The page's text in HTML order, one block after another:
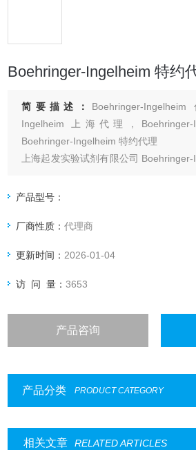
Boehringer-Ingelheim 特约
简要描述： Boehringer-
Ingelheim 上海代理，Boehringer-
Boehringer-Ingelheim 特约代理
上海起发实验试剂有限公司
产品型号：
厂商性质：代理商
更新时间： 2026-01-04
访 问 量：3653
产品咨询
产品分类 PRODUCT CATEGORY
相关文章 RELATED ARTICLES